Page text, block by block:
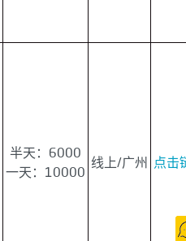
半天：6000
一天：10000
线上/广州 点击